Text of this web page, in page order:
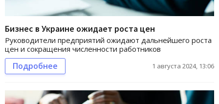
Бизнес в Украине ожидает роста цен
Руководители предприятий ожидают дальнейшего роста
цен и сокращения численности работников
Подробнее 1 августа 2024, 13:06